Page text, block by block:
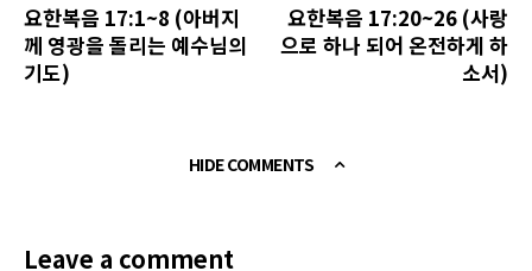
요한복음 17:1~8 (아버지
께 영광을 돌리는 예수님의
기도)
요한복음 17:20~26 (사랑
으로 하나 되어 온전하게 하
소서)
HIDE COMMENTS
Leave a comment